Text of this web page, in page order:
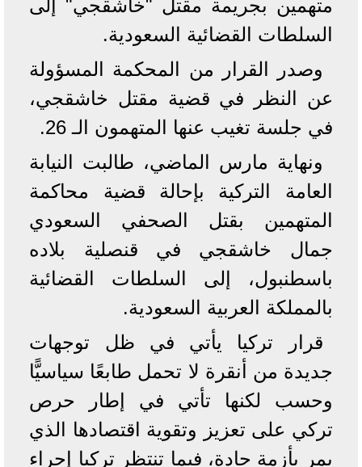
متهمين بجريمة مقتل "خاشقجي" إلى
السلطات القضائية السعودية.
وصدر القرار من المحكمة المسؤولة
عن النظر في قضية مقتل خاشقجي،
في جلسة تغيب عنها المتهمون الـ 26.
ونهاية مارس الماضي، طالبت النيابة
العامة التركية بإحالة قضية محاكمة
المتهمين بقتل الصحفي السعودي
جمال خاشقجي في قنصلية بلاده
باسطنبول، إلى السلطات القضائية
بالمملكة العربية السعودية.
قرار تركيا يأتي في ظل توجهات
جديدة من أنقرة لا تحمل طابعًا سياسيًّا
وحسب لكنها تأتي في إطار حرص
تركي على تعزيز وتقوية اقتصادها الذي
يمر بأزمة حادة، فيما تنتظر تركيا إجراء